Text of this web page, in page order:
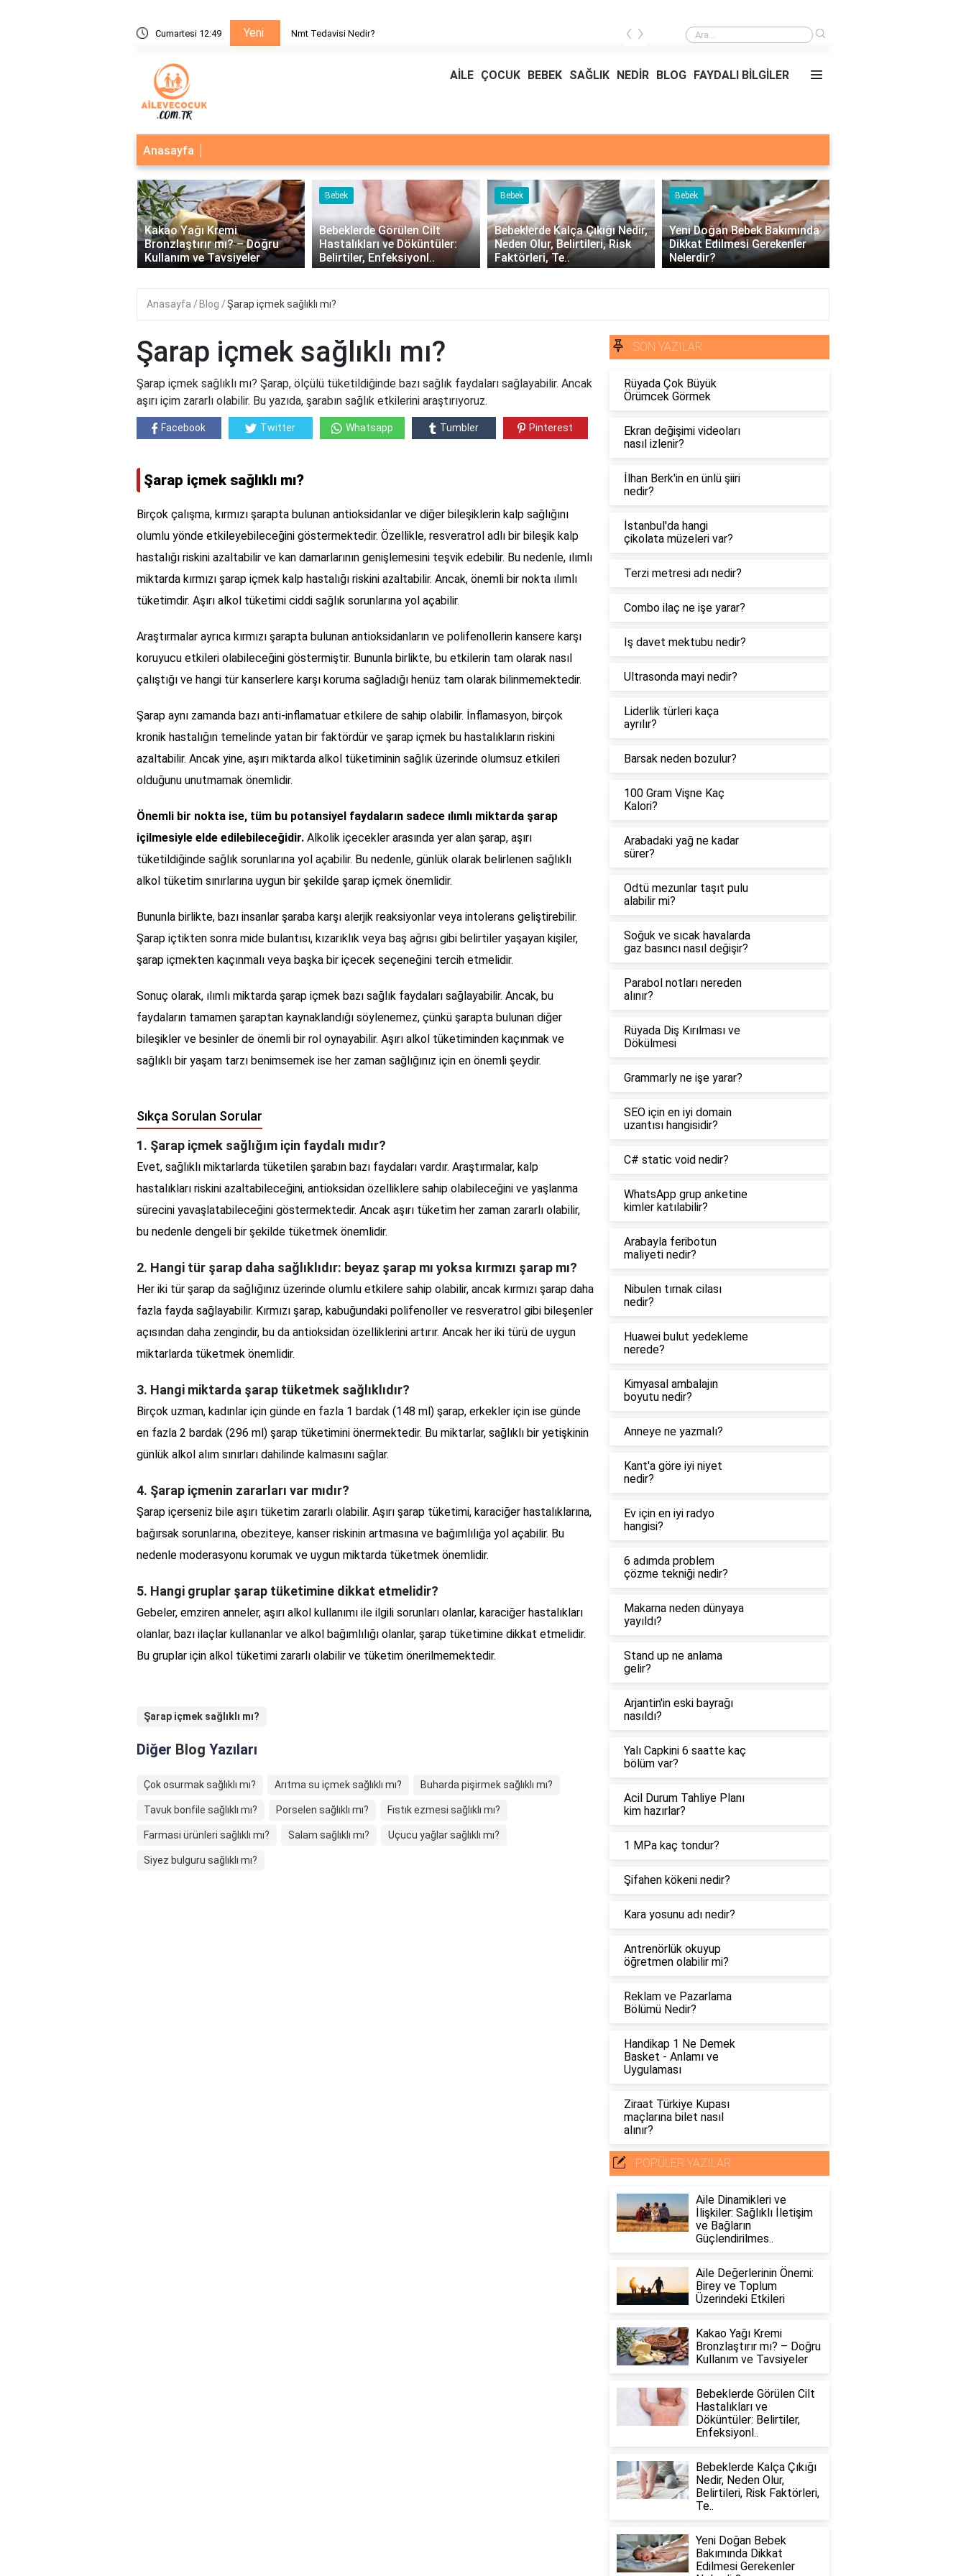
Cumartesi 12:49 Yeni Nmt Tedavisi Nedir? Yemekler ve nerede oldukları?
‹ ›
AİLE ÇOCUK BEBEK SAĞLIK NEDİR BLOG FAYDALI BİLGİLER
Anasayfa
Kakao Yağı Kremi
Bronzlaştırır mı? – Doğru
Kullanım ve Tavsiyeler
Bebek
Bebeklerde Görülen Cilt
Hastalıkları ve Döküntüler:
Belirtiler, Enfeksiyonl..
Bebek
Bebeklerde Kalça Çıkığı Nedir,
Neden Olur, Belirtileri, Risk
Faktörleri, Te..
Bebek
Yeni Doğan Bebek Bakımında
Dikkat Edilmesi Gerekenler
Nelerdir?
‹ ›
Anasayfa Blog Şarap içmek sağlıklı mı?
Şarap içmek sağlıklı mı?
Şarap içmek sağlıklı mı? Şarap, ölçülü tüketildiğinde bazı sağlık faydaları sağlayabilir. Ancak
aşırı içim zararlı olabilir. Bu yazıda, şarabın sağlık etkilerini araştırıyoruz.
Facebook Twitter Whatsapp Tumbler Pinterest
Şarap içmek sağlıklı mı?
Birçok çalışma, kırmızı şarapta bulunan antioksidanlar ve diğer bileşiklerin kalp sağlığını
olumlu yönde etkileyebileceğini göstermektedir. Özellikle, resveratrol adlı bir bileşik kalp
hastalığı riskini azaltabilir ve kan damarlarının genişlemesini teşvik edebilir. Bu nedenle, ılımlı
miktarda kırmızı şarap içmek kalp hastalığı riskini azaltabilir. Ancak, önemli bir nokta ılımlı
tüketimdir. Aşırı alkol tüketimi ciddi sağlık sorunlarına yol açabilir.
Araştırmalar ayrıca kırmızı şarapta bulunan antioksidanların ve polifenollerin kansere karşı
koruyucu etkileri olabileceğini göstermiştir. Bununla birlikte, bu etkilerin tam olarak nasıl
çalıştığı ve hangi tür kanserlere karşı koruma sağladığı henüz tam olarak bilinmemektedir.
Şarap aynı zamanda bazı anti-inflamatuar etkilere de sahip olabilir. İnflamasyon, birçok
kronik hastalığın temelinde yatan bir faktördür ve şarap içmek bu hastalıkların riskini
azaltabilir. Ancak yine, aşırı miktarda alkol tüketiminin sağlık üzerinde olumsuz etkileri
olduğunu unutmamak önemlidir.
Önemli bir nokta ise, tüm bu potansiyel faydaların sadece ılımlı miktarda şarap
içilmesiyle elde edilebileceğidir. Alkolik içecekler arasında yer alan şarap, aşırı
tüketildiğinde sağlık sorunlarına yol açabilir. Bu nedenle, günlük olarak belirlenen sağlıklı
alkol tüketim sınırlarına uygun bir şekilde şarap içmek önemlidir.
Bununla birlikte, bazı insanlar şaraba karşı alerjik reaksiyonlar veya intolerans geliştirebilir.
Şarap içtikten sonra mide bulantısı, kızarıklık veya baş ağrısı gibi belirtiler yaşayan kişiler,
şarap içmekten kaçınmalı veya başka bir içecek seçeneğini tercih etmelidir.
Sonuç olarak, ılımlı miktarda şarap içmek bazı sağlık faydaları sağlayabilir. Ancak, bu
faydaların tamamen şaraptan kaynaklandığı söylenemez, çünkü şarapta bulunan diğer
bileşikler ve besinler de önemli bir rol oynayabilir. Aşırı alkol tüketiminden kaçınmak ve
sağlıklı bir yaşam tarzı benimsemek ise her zaman sağlığınız için en önemli şeydir.
Sıkça Sorulan Sorular
1. Şarap içmek sağlığım için faydalı mıdır?
Evet, sağlıklı miktarlarda tüketilen şarabın bazı faydaları vardır. Araştırmalar, kalp
hastalıkları riskini azaltabileceğini, antioksidan özelliklere sahip olabileceğini ve yaşlanma
sürecini yavaşlatabileceğini göstermektedir. Ancak aşırı tüketim her zaman zararlı olabilir,
bu nedenle dengeli bir şekilde tüketmek önemlidir.
2. Hangi tür şarap daha sağlıklıdır: beyaz şarap mı yoksa kırmızı şarap mı?
Her iki tür şarap da sağlığınız üzerinde olumlu etkilere sahip olabilir, ancak kırmızı şarap daha
fazla fayda sağlayabilir. Kırmızı şarap, kabuğundaki polifenoller ve resveratrol gibi bileşenler
açısından daha zengindir, bu da antioksidan özelliklerini artırır. Ancak her iki türü de uygun
miktarlarda tüketmek önemlidir.
3. Hangi miktarda şarap tüketmek sağlıklıdır?
Birçok uzman, kadınlar için günde en fazla 1 bardak (148 ml) şarap, erkekler için ise günde
en fazla 2 bardak (296 ml) şarap tüketimini önermektedir. Bu miktarlar, sağlıklı bir yetişkinin
günlük alkol alım sınırları dahilinde kalmasını sağlar.
4. Şarap içmenin zararları var mıdır?
Şarap içerseniz bile aşırı tüketim zararlı olabilir. Aşırı şarap tüketimi, karaciğer hastalıklarına,
bağırsak sorunlarına, obeziteye, kanser riskinin artmasına ve bağımlılığa yol açabilir. Bu
nedenle moderasyonu korumak ve uygun miktarda tüketmek önemlidir.
5. Hangi gruplar şarap tüketimine dikkat etmelidir?
Gebeler, emziren anneler, aşırı alkol kullanımı ile ilgili sorunları olanlar, karaciğer hastalıkları
olanlar, bazı ilaçlar kullananlar ve alkol bağımlılığı olanlar, şarap tüketimine dikkat etmelidir.
Bu gruplar için alkol tüketimi zararlı olabilir ve tüketim önerilmemektedir.
Şarap içmek sağlıklı mı?
Diğer Blog Yazıları
Çok osurmak sağlıklı mı? Arıtma su içmek sağlıklı mı? Buharda pişirmek sağlıklı mı?
Tavuk bonfile sağlıklı mı? Porselen sağlıklı mı? Fıstık ezmesi sağlıklı mı?
Farmasi ürünleri sağlıklı mı? Salam sağlıklı mı? Uçucu yağlar sağlıklı mı?
Siyez bulguru sağlıklı mı?
SON YAZILAR
Rüyada Çok Büyük
Örümcek Görmek
Ekran değişimi videoları
nasıl izlenir?
İlhan Berk'in en ünlü şiiri
nedir?
İstanbul'da hangi
çikolata müzeleri var?
Terzi metresi adı nedir?
Combo ilaç ne işe yarar?
Iş davet mektubu nedir?
Ultrasonda mayi nedir?
Liderlik türleri kaça
ayrılır?
Barsak neden bozulur?
100 Gram Vişne Kaç
Kalori?
Arabadaki yağ ne kadar
sürer?
Odtü mezunlar taşıt pulu
alabilir mi?
Soğuk ve sıcak havalarda
gaz basıncı nasıl değişir?
Parabol notları nereden
alınır?
Rüyada Diş Kırılması ve
Dökülmesi
Grammarly ne işe yarar?
SEO için en iyi domain
uzantısı hangisidir?
C# static void nedir?
WhatsApp grup anketine
kimler katılabilir?
Arabayla feribotun
maliyeti nedir?
Nibulen tırnak cilası
nedir?
Huawei bulut yedekleme
nerede?
Kimyasal ambalajın
boyutu nedir?
Anneye ne yazmalı?
Kant'a göre iyi niyet
nedir?
Ev için en iyi radyo
hangisi?
6 adımda problem
çözme tekniği nedir?
Makarna neden dünyaya
yayıldı?
Stand up ne anlama
gelir?
Arjantin'in eski bayrağı
nasıldı?
Yalı Capkini 6 saatte kaç
bölüm var?
Acil Durum Tahliye Planı
kim hazırlar?
1 MPa kaç tondur?
Şifahen kökeni nedir?
Kara yosunu adı nedir?
Antrenörlük okuyup
öğretmen olabilir mi?
Reklam ve Pazarlama
Bölümü Nedir?
Handikap 1 Ne Demek
Basket - Anlamı ve
Uygulaması
Ziraat Türkiye Kupası
maçlarına bilet nasıl
alınır?
POPÜLER YAZILAR
Aile Dinamikleri ve
İlişkiler: Sağlıklı İletişim
ve Bağların
Güçlendirilmes..
Aile Değerlerinin Önemi:
Birey ve Toplum
Üzerindeki Etkileri
Kakao Yağı Kremi
Bronzlaştırır mı? – Doğru
Kullanım ve Tavsiyeler
Bebeklerde Görülen Cilt
Hastalıkları ve
Döküntüler: Belirtiler,
Enfeksiyonl..
Bebeklerde Kalça Çıkığı
Nedir, Neden Olur,
Belirtileri, Risk Faktörleri,
Te..
Yeni Doğan Bebek
Bakımında Dikkat
Edilmesi Gerekenler